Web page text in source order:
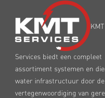
KMT
Services biedt een compleet
assortiment systemen en
water infrastructuur door de
vertegenwoordiging van